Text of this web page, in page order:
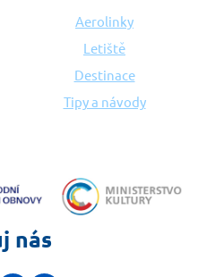
Aerolinky
Letiště
Destinace
Tipy a návody
nás